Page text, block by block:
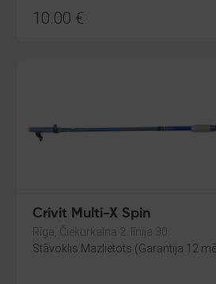
10.00 €
Crivit Multi-X Spin
Rīga, Čiekurkalna 2. līnija 30
Stāvoklis Mazlietots (Garantija 12